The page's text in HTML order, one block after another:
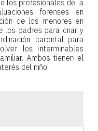
los profesionales de la
forenses en
de los menores en
los padres para criar y
parental para
los interminables
Ambos tienen el
del niño.